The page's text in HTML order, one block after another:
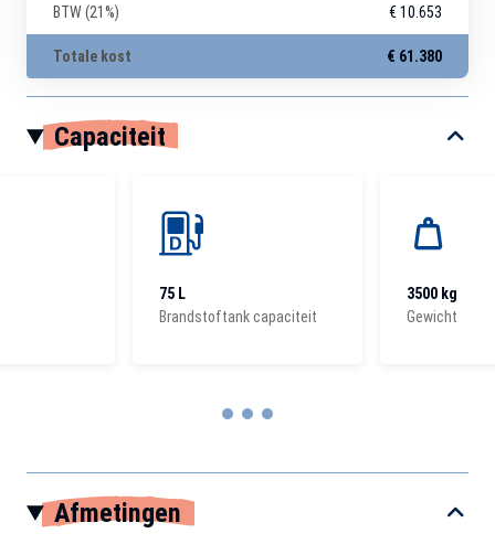
BTW (21%) € 10.653
Totale kost € 61.380
Capaciteit
75 L
Brandstoftank capaciteit
3500 kg
Gewicht
Afmetingen